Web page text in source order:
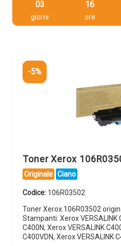
03
giorni
16
ore
-5%
Toner Xerox
Originale Ciano
Codice: 106R03502
Toner Xerox 106R03502
Stampanti: Xerox VERSALINK
C400N, Xerox VERSALINK
C400VDN, Xerox VERSALINK